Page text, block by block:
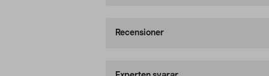
Recensioner